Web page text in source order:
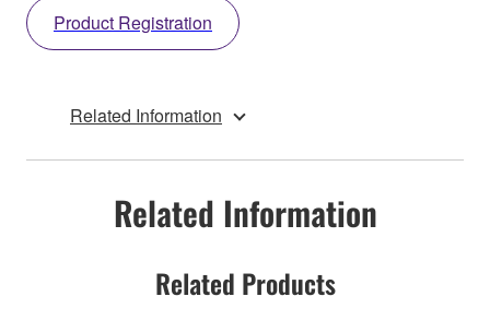
Product Registration
Related Information
Related Information
Related Products